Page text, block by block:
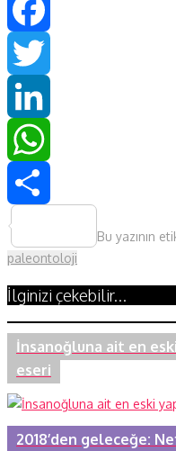
Facebook
Twitter
LinkedIn
WhatsApp
Bu yazının
paleontoloji
İlginizi çekebilir...
İnsanoğluna ait en
eseri
2018’den geleceğe: